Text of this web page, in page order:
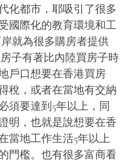
化都市，耶吸引了很多
國際化的教育環境和工
就為很多購房者提供
子有著比內陸買房子時
戶口想要在香港買房
稅，或者在當地有交納
須要達到5年以上，同
明，也就是說想要在香
當地工作生活5年以上
門檻。也有很多富商看